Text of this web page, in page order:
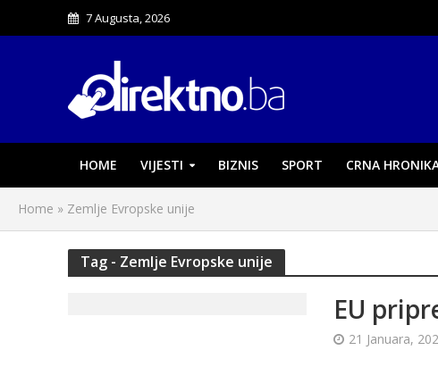
7 Augusta, 2026
HOME VIJESTI BIZNIS SPORT CRNA
Home » Zemlje Evropske unije
Tag - Zemlje Evropske unije
EU
21 Januara,